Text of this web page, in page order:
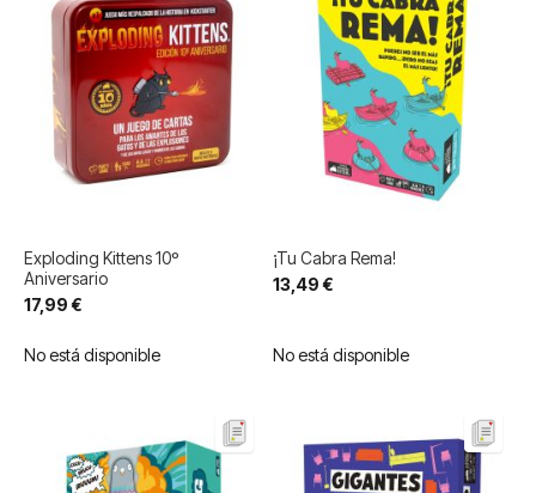
Exploding Kittens 10º
Aniversario
17,99 €
No está disponible
¡Tu Cabra Rema!
13,49 €
No está disponible